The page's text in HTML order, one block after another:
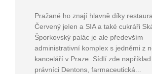
Pražané ho znají hlavně díky
Červený jelen a SIA a také cukráři
Šporkovský palác je ale především
administrativní komplex s jedněmi z
kanceláří v Praze. Sídlí zde
právníci Dentons, farmaceutická...